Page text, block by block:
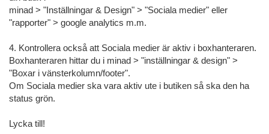
minad > "Inställningar & Design" > "Sociala medier" eller
"rapporter" > google analytics m.m.
4. Kontrollera också att Sociala medier är aktiv i boxhanteraren.
Boxhanteraren hittar du i minad > "inställningar & design" >
"Boxar i vänsterkolumn/footer".
Om Sociala medier ska vara aktiv ute i butiken så ska den ha
status grön.
Lycka till!